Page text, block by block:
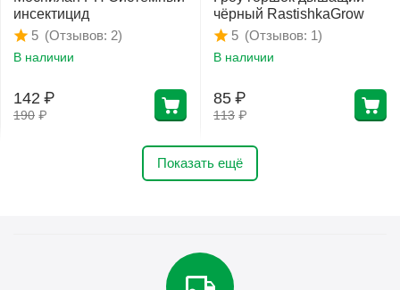
инсектицид
(Отзывов: 2)
5
В наличии
190 ₽
142 ₽
чёрный RastishkaGrow
(Отзывов: 1)
5
В наличии
113 ₽
85 ₽
Показать ещё